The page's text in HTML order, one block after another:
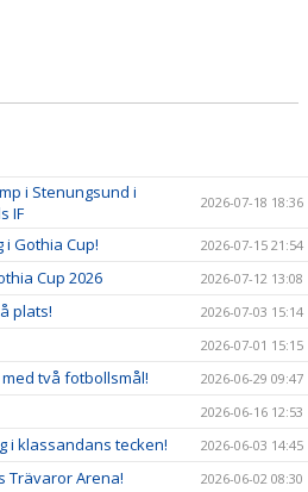
i Stenungsund i
IF
2026-07-18 18:36
Gothia Cup! 2026-07-15 21:54
Cup 2026 2026-07-12 13:08
plats! 2026-07-03 15:14
2026-07-01 15:15
två fotbollsmål! 2026-06-29 09:47
2026-06-16 12:53
i klassandans tecken! 2026-06-03 14:45
Trävaror Arena! 2026-06-02 08:30